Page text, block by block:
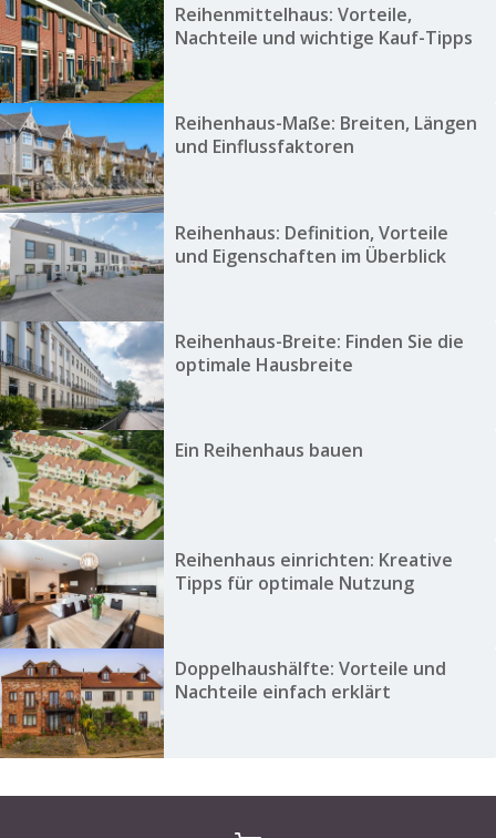
Reihenmittelhaus: Vorteile,
Nachteile und wichtige Kauf-Tipps
Reihenhaus-Maße: Breiten, Längen
und Einflussfaktoren
Reihenhaus: Definition, Vorteile
und Eigenschaften im Überblick
Reihenhaus-Breite: Finden Sie die
optimale Hausbreite
Ein Reihenhaus bauen
Reihenhaus einrichten: Kreative
Tipps für optimale Nutzung
Doppelhaushälfte: Vorteile und
Nachteile einfach erklärt